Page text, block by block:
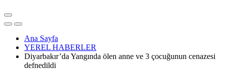
Ana Sayfa
YEREL HABERLER
Diyarbakır’da Yangında ölen anne ve 3 çocuğunun cenazesi
defnedildi